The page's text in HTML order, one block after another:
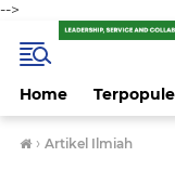
-->
Home
› Artikel Ilmiah